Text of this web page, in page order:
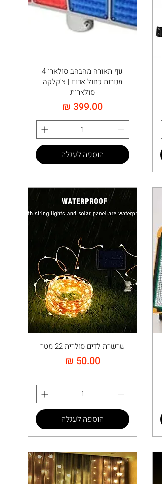
גוף תאורה מהבהב סולארי 4
מנורות כחול אדום | צ'קלקה
סולארית
מחיר
הוספה לעגלה
שרשרת לדים סולרית 22 מטר
מחיר‏50.00 ‏₪
הוספה לעגלה